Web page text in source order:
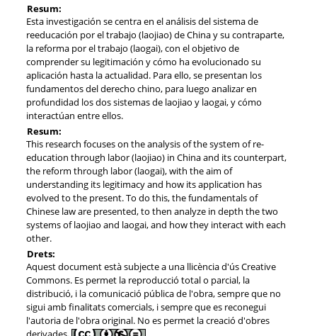
Resum:
Esta investigación se centra en el análisis del sistema de
reeducación por el trabajo (laojiao) de China y su contraparte,
la reforma por el trabajo (laogai), con el objetivo de
comprender su legitimación y cómo ha evolucionado su
aplicación hasta la actualidad. Para ello, se presentan los
fundamentos del derecho chino, para luego analizar en
profundidad los dos sistemas de laojiao y laogai, y cómo
interactúan entre ellos.
Resum:
This research focuses on the analysis of the system of re-
education through labor (laojiao) in China and its counterpart,
the reform through labor (laogai), with the aim of
understanding its legitimacy and how its application has
evolved to the present. To do this, the fundamentals of
Chinese law are presented, to then analyze in depth the two
systems of laojiao and laogai, and how they interact with each
other.
Drets:
Aquest document està subjecte a una llicència d'ús Creative
Commons. Es permet la reproducció total o parcial, la
distribució, i la comunicació pública de l'obra, sempre que no
sigui amb finalitats comercials, i sempre que es reconegui
l'autoria de l'obra original. No es permet la creació d'obres